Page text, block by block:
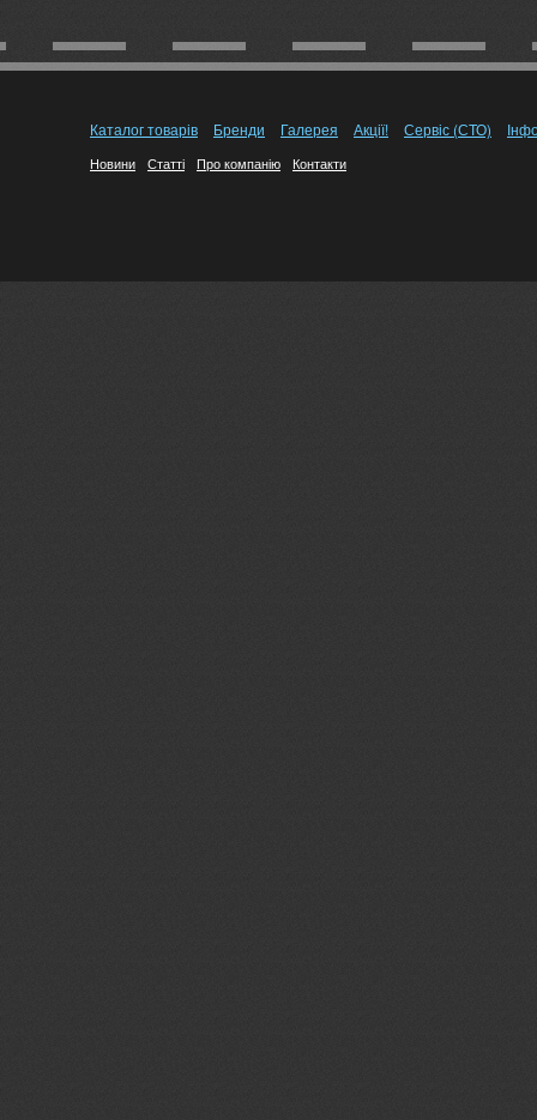
Каталог товарів Бренди Галерея Акції! Сервіс (СТО)
Новини Статті Про компанію Контакти